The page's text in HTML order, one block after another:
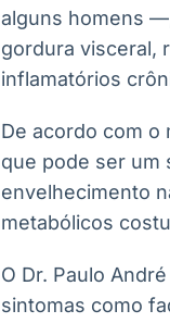
alguns homens
gordura visceral,
inflamatórios
De acordo com o
que pode ser um
envelhecimento
metabólicos
O Dr. Paulo
sintomas como